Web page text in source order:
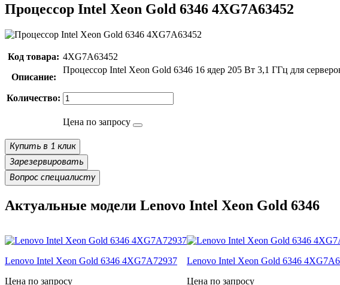
Процессор Intel Xeon Gold 6346 4XG7A63452
Код товара: 4XG7A63452
Описание:
Процессор Intel Xeon Gold 6346 16 ядер 205 Вт 3,1 ГГц для
Количество:
Цена по запросу
Купить в 1 клик
Зарезервировать
Вопрос специалисту
Актуальные модели Lenovo Intel Xeon Gold 6346
Lenovo Intel Xeon Gold 6346 4XG7A72937
Цена по запросу
Lenovo Intel Xeon Gold 6346
Цена по запросу